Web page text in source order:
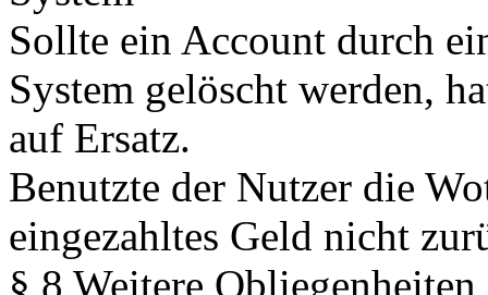
Sollte ein Account durch
System gelöscht werden,
auf Ersatz.
Benutzte der Nutzer die
eingezahltes Geld nicht
§ 8 Weitere Obliegenheiten